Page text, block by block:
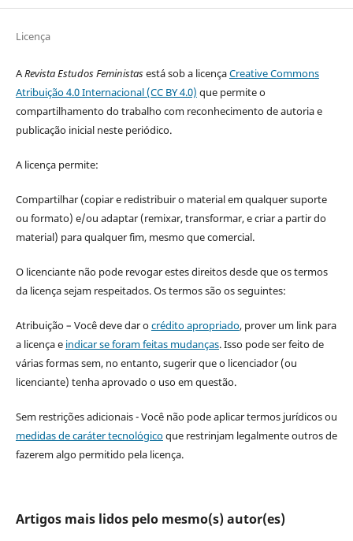
Licença
ARevista Estudos Feministasestá sob a licençaCreative Commons
Atribuição 4.0 Internacional (CC BY 4.0) que permite o
compartilhamento do trabalho com reconhecimento de autoria e
publicação inicial neste periódico.
A licença permite:
Compartilhar (copiar e redistribuir o material em qualquer suporte
ou formato) e/ou adaptar (remixar, transformar, e criar a partir do
material) para qualquer fim, mesmo que comercial.
O licenciante não pode revogar estes direitos desde que os termos
da licença sejam respeitados. Os termos são os seguintes:
Atribuição – Você deve dar ocrédito apropriado, prover um link para
a licença e indicar se foram feitas mudanças. Isso pode ser feito de
várias formas sem, no entanto, sugerir que o licenciador (ou
licenciante) tenha aprovado o uso em questão.
Sem restrições adicionais - Você não pode aplicar termos jurídicos ou
medidas de caráter tecnológicoque restrinjam legalmente outros de
fazerem algo permitido pela licença.
Artigos mais lidos pelo mesmo(s) autor(es)